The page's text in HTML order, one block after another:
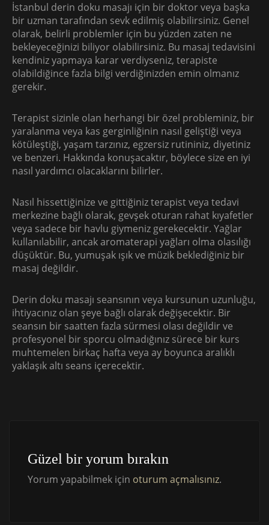
İstanbul derin doku masajı için bir doktor veya başka
bir uzman tarafından sevk edilmiş olabilirsiniz. Genel
olarak, belirli problemler için bu yüzden zaten ne
bekleyeceğinizi biliyor olabilirsiniz. Bu masaj tedavisini
kendiniz yapmaya karar verdiyseniz, terapiste
olabildiğince fazla bilgi verdiğinizden emin olmanız
gerekir.
Terapist sizinle olan herhangi bir özel probleminiz, bir
yaralanma veya kas gerginliğinin nasıl geliştiği veya
kötüleştiği, yaşam tarzınız, egzersiz rutininiz, diyetiniz
ve benzeri. Hakkında konuşacaktır, böylece size en iyi
nasıl yardımcı olacaklarını bilirler.
Nasıl hissettiğinize ve gittiğiniz terapist veya tedavi
merkezine bağlı olarak, gevşek oturan rahat kıyafetler
veya sadece bir havlu giymeniz gerekecektir. Yağlar
kullanılabilir, ancak aromaterapi yağları olma olasılığı
düşüktür. Bu, yumuşak ışık ve müzik beklediğiniz bir
masaj değildir.
Derin doku masajı seansının veya kursunun uzunluğu,
ihtiyacınız olan şeye bağlı olarak değişecektir. Bir
seansın bir saatten fazla sürmesi olası değildir ve
profesyonel bir sporcu olmadığınız sürece bir kurs
muhtemelen birkaç hafta veya ay boyunca aralıklı
yaklaşık altı seans içerecektir.
Güzel bir yorum bırakın
Yorum yapabilmek için oturum açmalısınız.